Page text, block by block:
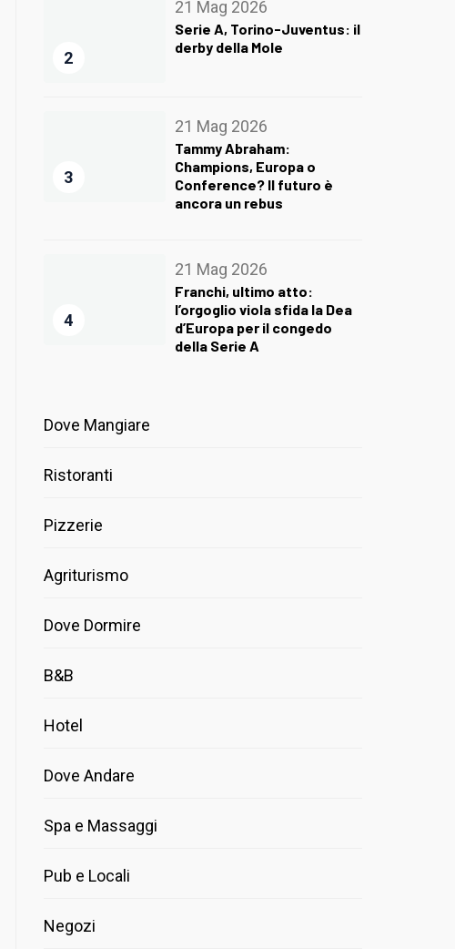
2
21 Mag 2026
Serie A, Torino-Juventus: il
derby della Mole
3
21 Mag 2026
Tammy Abraham:
Champions, Europa o
Conference? Il futuro è
ancora un rebus
4
21 Mag 2026
Franchi, ultimo atto:
l’orgoglio viola sfida la Dea
d’Europa per il congedo
della Serie A
Dove Mangiare
Ristoranti
Pizzerie
Agriturismo
Dove Dormire
B&B
Hotel
Dove Andare
Spa e Massaggi
Pub e Locali
Negozi